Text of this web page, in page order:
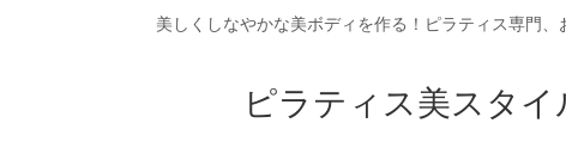
美しくしなやかな美ボディを作る！ピラティス専門
ピラティス美スタイ